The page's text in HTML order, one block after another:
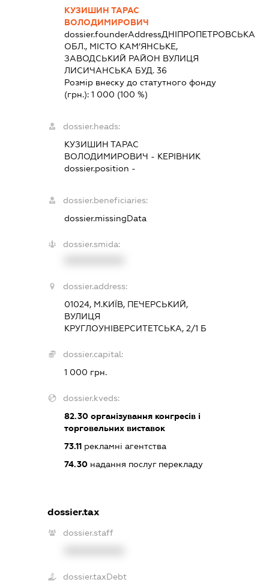
КУЗИШИН ТАРАС
ВОЛОДИМИРОВИЧ
dossier.founderAddressДНІПРОПЕТРОВСЬКА
ОБЛ., МІСТО КАМ’ЯНСЬКЕ,
ЗАВОДСЬКИЙ РАЙОН ВУЛИЦЯ
ЛИСИЧАНСЬКА БУД. 36
Розмір внеску до статутного фонду
(грн.):1 000 (100 %)
dossier.heads:
КУЗИШИН ТАРАС
ВОЛОДИМИРОВИЧ - КЕРІВНИК
dossier.position -
dossier.beneficiaries:
dossier.missingData
dossier.smida:
dossier.address:
01024, М.КИЇВ, ПЕЧЕРСЬКИЙ,
ВУЛИЦЯ
КРУГЛОУНІВЕРСИТЕТСЬКА, 2/1 Б
dossier.capital:
1 000 грн.
dossier.kveds:
82.30 організування конгресів і
торговельних виставок
73.11 рекламні агентства
74.30 надання послуг перекладу
dossier.tax
dossier.staff
dossier.taxDebt